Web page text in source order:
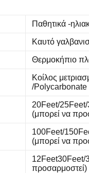
Παθητικά -
Καυτό
Θερμοκήπιο
Κοίλος
/Polycarbonate
20Feet/25Feet/
(μπορεί να
100Feet/
(μπορεί να
12Feet30Feet/
προσαρμοστεί)